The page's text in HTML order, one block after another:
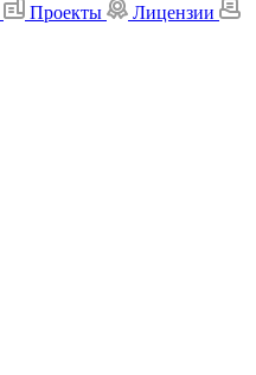
Проекты
Лицензии